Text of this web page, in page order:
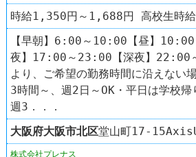
時給1,350円～1,688円 高校生時
【早朝】6:00～10:00【昼】
夜】17:00～23:00【深夜】22:00
より、ご希望の勤務時間に沿えない
3時間～、週2日～OK・平日は学校帰
週3．．．
大阪府大阪市北区堂山町17-
株式会社プレナス